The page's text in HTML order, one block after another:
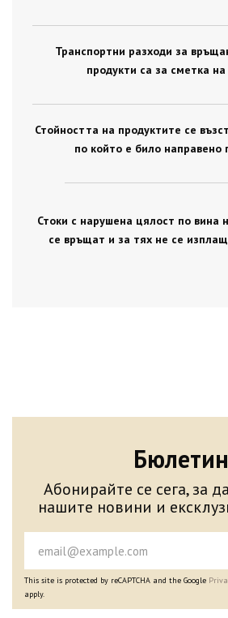
Транспортни разходи за
продукти са за сметка
Стойността на продуктите се
по който е било направено
Стоки с нарушена цялост по вина
се връщат и за тях не се
Бюлетин
Абонирайте се сега, за
нашите новини и
This site is protected by reCAPTCHA and the Google
apply.